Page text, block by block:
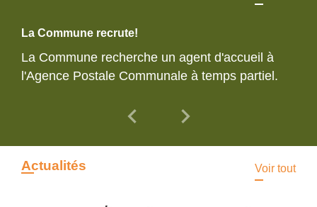
La Commune recrute!
La Commune recherche un agent d'accueil à
l'Agence Postale Communale à temps partiel.
chevron_left Previous
chevron_right
Actualités Voir tout